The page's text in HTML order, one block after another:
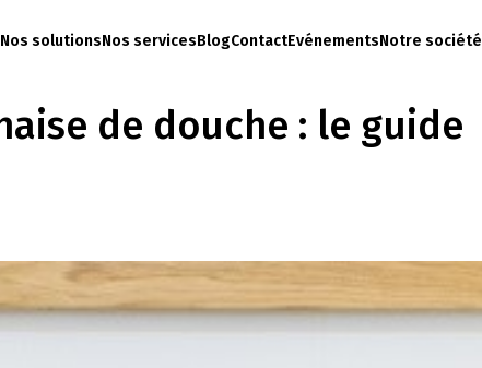
Nos solutionsNos servicesBlogContactEvénementsNotre société
de douche : le guide